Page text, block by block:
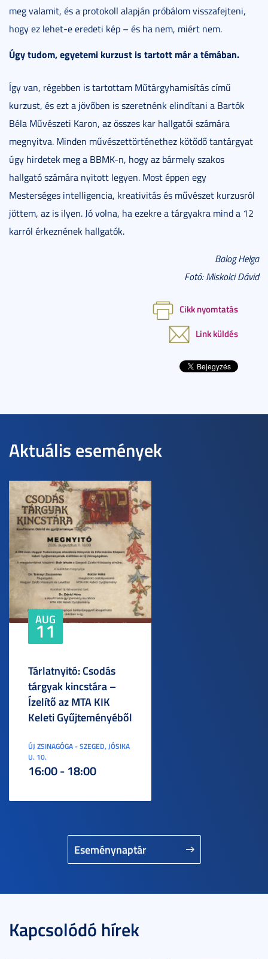
meg valamit, és a protokoll alapján próbálom visszafejteni,
hogy ez lehet-e eredeti kép – és ha nem, miért nem.
Úgy tudom, egyetemi kurzust is tartott már a témában.
Így van, régebben is tartottam Műtárgyhamisítás című
kurzust, és ezt a jövőben is szeretnénk elindítani a Bartók
Béla Művészeti Karon, az összes kar hallgatói számára
megnyitva. Minden művészettörténethez kötődő tantárgyat
úgy hirdetek meg a BBMK-n, hogy az bármely szakos
hallgató számára nyitott legyen. Most éppen egy
Mesterséges intelligencia, kreativitás és művészet kurzusról
jöttem, az is ilyen. Jó volna, ha ezekre a tárgyakra mind a 12
karról érkeznének hallgatók.
Balog Helga
Fotó: Miskolci Dávid
Cikk nyomtatás
Link küldés
Aktuális események
Eseménynaptár
AUG
11
Tárlatnyitó: Csodás
tárgyak kincstára –
Ízelítő az MTA KIK
Keleti Gyűjteményéből
ÚJ ZSINAGÓGA - SZEGED, JÓSIKA
U. 10.
16:00 - 18:00
Kapcsolódó hírek